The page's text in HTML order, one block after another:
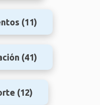
(11)
(41)
(12)